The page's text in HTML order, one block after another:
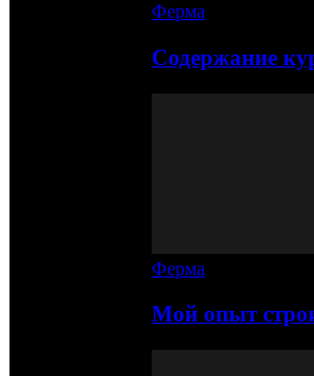
Ферма
Содержание
Ферма
Мой опыт